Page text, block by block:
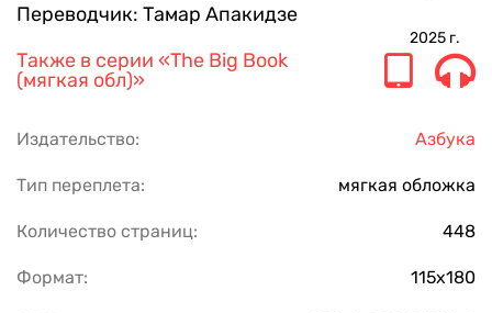
Переводчик: Тамар Апакидзе
2025 г.
Также в серии «The Big Book
(мягкая обл)»
Издательство: Азбука
Тип переплета: мягкая обложка
Количество страниц: 448
Формат: 115х180